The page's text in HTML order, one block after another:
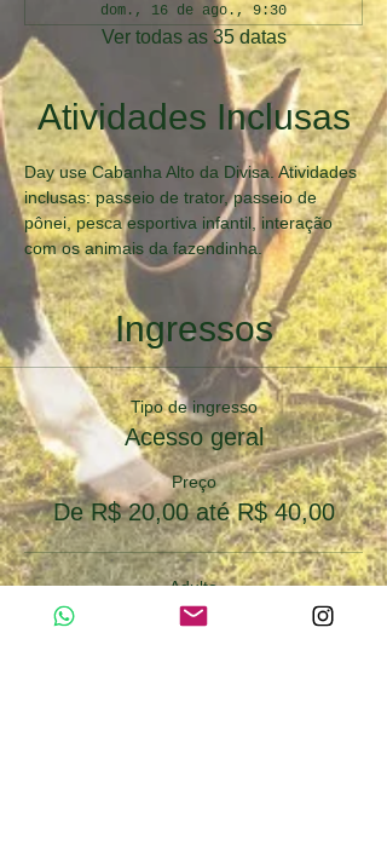
dom., 16 de ago., 9:30
Ver todas as 35 datas
Atividades Inclusas
Day use Cabanha Alto da Divisa. Atividades
inclusas: passeio de trator, passeio de
pônei, pesca esportiva infantil, interação
com os animais da fazendinha.
Ingressos
Tipo de ingresso
Acesso geral
Preço
De R$ 20,00 até R$ 40,00
Adulto
R$ 40,00